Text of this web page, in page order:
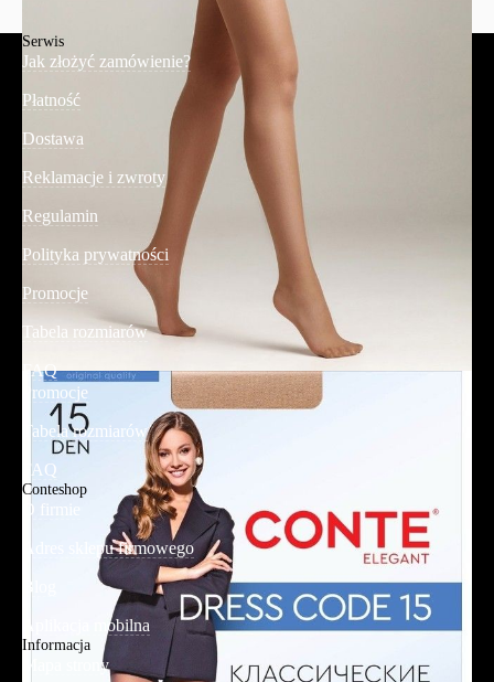
Serwis
Jak złożyć zamówienie?
Płatność
Dostawa
Reklamacje i zwroty
Regulamin
Polityka prywatności
Promocje
Tabela rozmiarów
FAQ
Promocje
Tabela rozmiarów
FAQ
Conteshop
O firmie
Adres sklepu firmowego
Blog
Aplikacja mobilna
Informacja
Mapa strony